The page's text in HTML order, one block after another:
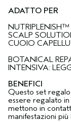
ADATTO PER
NUTRIPLENISH™
SCALP
CUOIO
BOTANICAL
INTENSIVA:
BENEFICI
Questo set
essere regalato
mettono in
manifestazioni più